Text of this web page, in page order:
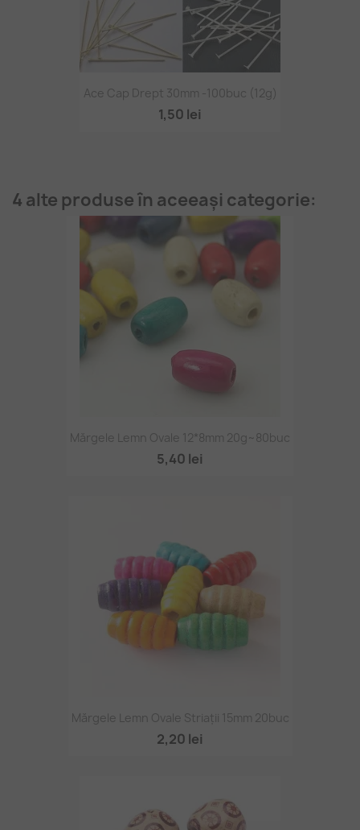
Ace Cap Drept 30mm -100buc (12g)
1,50 lei
4 alte produse în aceeași categorie:
Mărgele Lemn Ovale 12*8mm 20g~80buc
5,40 lei
Mărgele Lemn Ovale Striații 15mm 20buc
2,20 lei